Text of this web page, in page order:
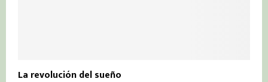
La revolución del sueño